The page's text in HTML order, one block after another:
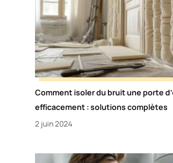
Comment isoler du bruit une porte
efficacement : solutions complètes
2 juin 2024